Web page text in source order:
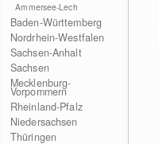
Ammersee-Lech
Baden-Württemberg
Nordrhein-Westfalen
Sachsen-Anhalt
Sachsen
Mecklenburg-
Vorpommern
Rheinland-Pfalz
Niedersachsen
Thüringen